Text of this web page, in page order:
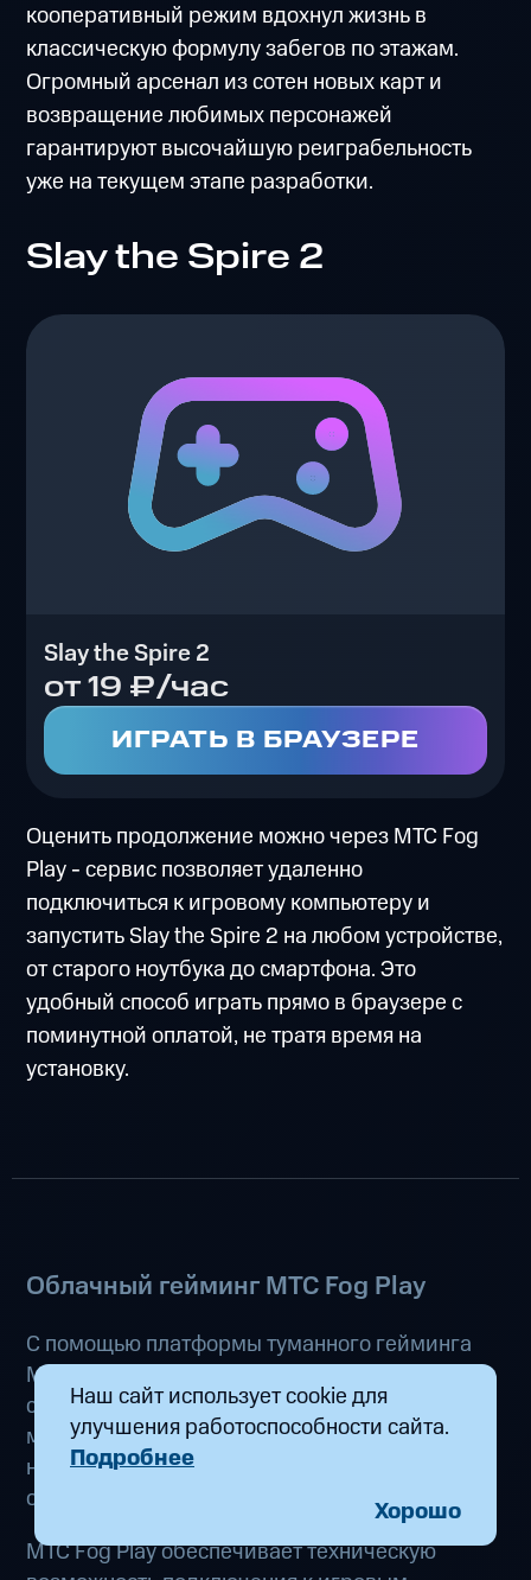
Наш сайт использует cookie для
улучшения работоспособности сайта.
Подробнее
Хорошо
кооперативный режим вдохнул жизнь в
классическую формулу забегов по этажам.
Огромный арсенал из сотен новых карт и
возвращение любимых персонажей
гарантируют высочайшую реиграбельность
уже на текущем этапе разработки.
Slay the Spire 2
Slay the Spire 2
от 19 ₽/час
ИГРАТЬ В БРАУЗЕРЕ
Оценить продолжение можно через МТС Fog
Play - сервис позволяет удаленно
подключиться к игровому компьютеру и
запустить Slay the Spire 2 на любом устройстве,
от старого ноутбука до смартфона. Это
удобный способ играть прямо в браузере с
поминутной оплатой, не тратя время на
установку.
Облачный гейминг МТС Fog Play
С помощью платформы туманного гейминга
МТС Fog Play (облачный гейминг от МТС) ты
сможешь подключаться к игровым серверам
мерчантов, чтобы играть в самые популярные
новинки на слабом ПК прямо в браузере,
оплачивая только стоимость игрового часа.
МТС Fog Play обеспечивает техническую